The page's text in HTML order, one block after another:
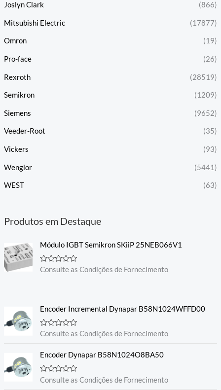
Joslyn Clark (866)
Mitsubishi Electric (17877)
Omron (19)
Pro-face (26)
Rexroth (28519)
Semikron (1209)
Siemens (9652)
Veeder-Root (35)
Vickers (93)
Wenglor (5441)
WEST (63)
Produtos em Destaque
Módulo IGBT Semikron SKiiP 25NEB066V1
A
ç
o
0
d
5
Consulte as Condições de Fornecimento
Encoder Incremental Dynapar B58N1024WFFD00
A
l
a
ç
ã
Consulte as Condições de Fornecimento
Encoder Dynapar B58N1024O8BA50
A
Consulte as Condições de Fornecimento